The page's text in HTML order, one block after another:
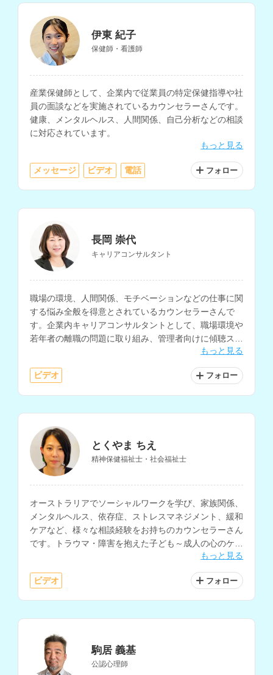
伊東 紀子
保健師・看護師
産業保健師として、企業内で従業員の特定保健指導や社
員の面談などを実施されているカウンセラーさんです。
健康、メンタルヘルス、人間関係、自己分析などの相談
に対応されています。
もっと見る
メッセージ ビデオ 電話 フォロー
長岡 崇代
キャリアコンサルタント
職場の環境、人間関係、モチベーションなどの仕事に関
する悩み全般を得意とされているカウンセラーさんで
す。企業内キャリアコンサルタントとして、職場環境や
若年者の離職の問題に取り組み、管理者向けに傾聴スキ
もっと見る
ビデオ フォロー
とくやま ちえ
精神保健福祉士・社会福祉士
オーストラリアでソーシャルワークを学び、家族関係、
メンタルヘルス、依存症、ストレスマネジメント、緩和
ケアなど、様々な相談経験をお持ちのカウンセラーさん
です。トラウマ・障害を抱えた子ども～成人の心のケ
ア、アートセラピーとセルフケアの研究なども行われて
います。海外留学や海外生活の相談も可能です。
もっと見る
ビデオ フォロー
駒居 義基
公認心理師